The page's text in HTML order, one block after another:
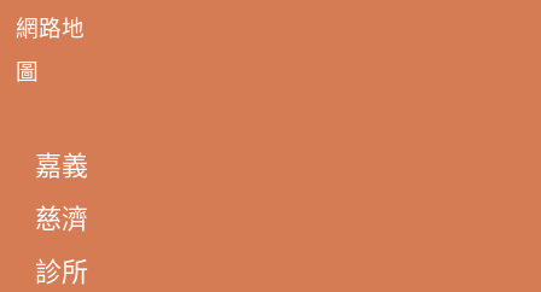
網路地
圖
嘉義
慈濟
診所